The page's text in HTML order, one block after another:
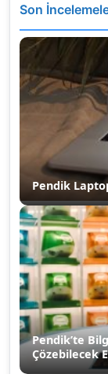
Son
Pendik
Pendik’te
Çözebilecek